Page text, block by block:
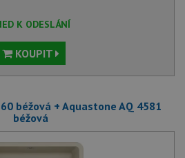
K ODESLÁNÍ
KOUPIT
béžová + Aquastone AQ 4581
béžová